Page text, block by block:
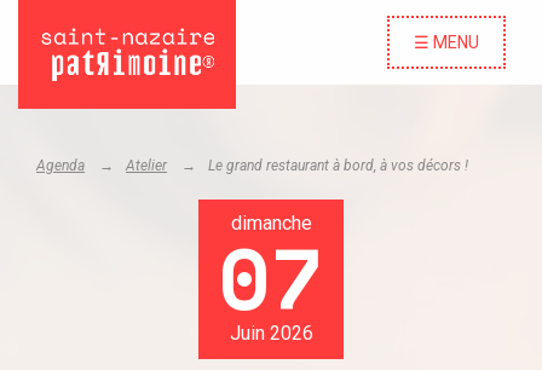
☰ MENU
Agenda Atelier Le grand restaurant à bord, à vos décors !
dimanche
07
Juin 2026